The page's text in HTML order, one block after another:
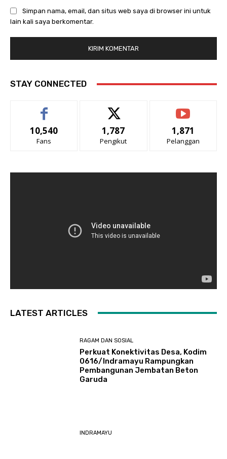
Simpan nama, email, dan situs web saya di browser ini untuk
lain kali saya berkomentar.
STAY CONNECTED
10,540
Fans
1,787
Pengikut
1,871
Pelanggan
LATEST ARTICLES
RAGAM DAN SOSIAL
​Perkuat Konektivitas Desa, Kodim
0616/Indramayu Rampungkan
Pembangunan Jembatan Beton
Garuda
INDRAMAYU